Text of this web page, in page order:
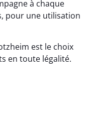
à chaque
pour une utilisation
est le choix
en toute légalité.